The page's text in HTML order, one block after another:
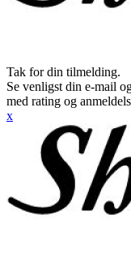
Tak for din tilmelding.
Se venligst din e-mail
med rating og
x